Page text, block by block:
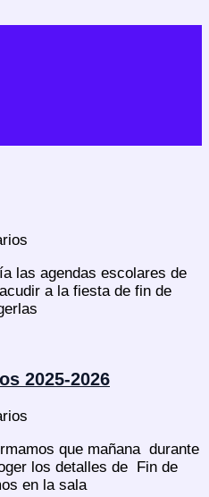
las agendas escolares de
a la fiesta de fin de
2025-2026
que mañana durante
los detalles de Fin de
en la sala